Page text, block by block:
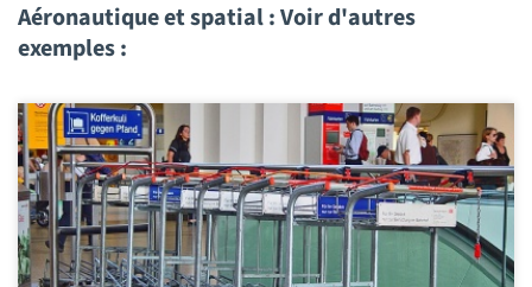
Aéronautique et spatial : Voir d'autres
exemples :